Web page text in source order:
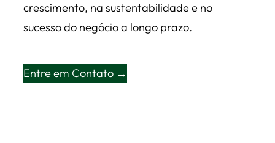
crescimento, na sustentabilidade e no
sucesso do negócio a longo prazo.
Entre em Contato →